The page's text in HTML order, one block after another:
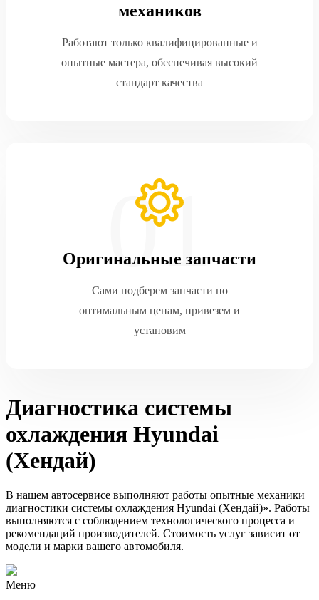
механиков
Работают только квалифицированные и
опытные мастера, обеспечивая высокий
стандарт качества
Оригинальные запчасти
Сами подберем запчасти по
оптимальным ценам, привезем и
установим
Диагностика системы
охлаждения Hyundai
(Хендай)
В нашем автосервисе выполняют работы опытные механики
диагностики системы охлаждения Hyundai (Хендай)». Работы
выполняются с соблюдением технологического процесса и
рекомендаций производителей. Стоимость услуг зависит от
модели и марки вашего автомобиля.
Меню